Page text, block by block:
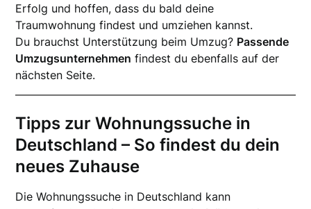
Erfolg und hoffen, dass du bald deine
Traumwohnung findest und umziehen kannst.
Du brauchst Unterstützung beim Umzug? Passende
Umzugsunternehmen findest du ebenfalls auf der
nächsten Seite.
Tipps zur Wohnungssuche in
Deutschland – So findest du dein
neues Zuhause
Die Wohnungssuche in Deutschland kann